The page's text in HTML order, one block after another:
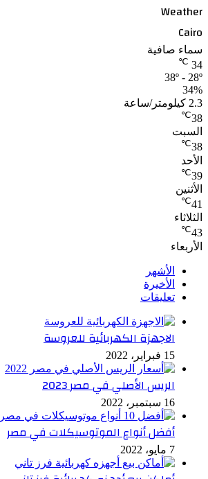
Weather
Cairo
سماء صافية
34
℃
38º - 28º
34%
2.3 كيلومتر/ساعة
38
℃
السبت
38
℃
الأحد
39
℃
الأثنين
41
℃
الثلاثاء
43
℃
الأربعاء
الأشهر
الأخيرة
تعليقات
الاجهزة الكهربائية للعروسة
15 فبراير، 2022
الريس الأصلي في مصر 2023
16 سبتمبر، 2022
أفضل أنواع الموتوسيكلات في مصر
7 مايو، 2022